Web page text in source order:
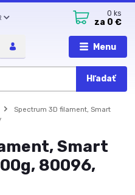
Menu
Hľadať
0 ks
za 0 €
Spectrum 3D filament, Smart
Smart
80096,